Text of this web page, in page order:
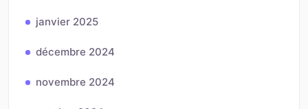
janvier 2025
décembre 2024
novembre 2024